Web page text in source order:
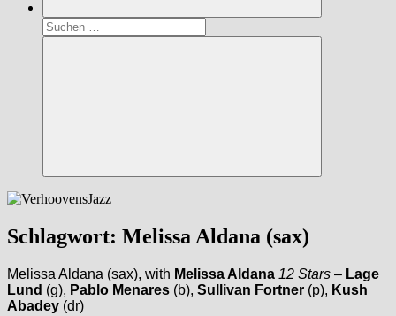
Suchen
nach:
Suchen
Schlagwort: Melissa Aldana (sax)
Melissa Aldana (sax), with Melissa Aldana 12 Stars – Lage
Lund (g), Pablo Menares (b), Sullivan Fortner (p), Kush
Abadey (dr)